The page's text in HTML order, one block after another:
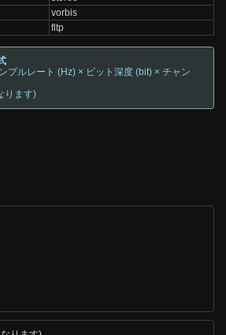
vorbis
fltp
プルレート (Hz) × ビット深度 (bit) × チャン
ります)